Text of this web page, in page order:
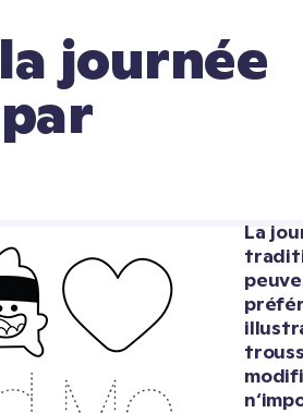
journée
La